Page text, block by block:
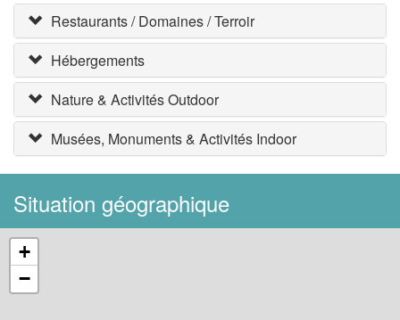
Restaurants / Domaines / Terroir
Hébergements
Nature & Activités Outdoor
Musées, Monuments & Activités Indoor
Situation géographique
+
−